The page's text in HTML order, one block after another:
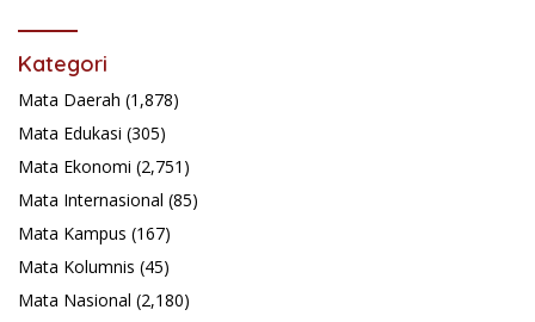
Kategori
Mata Daerah (1,878)
Mata Edukasi (305)
Mata Ekonomi (2,751)
Mata Internasional (85)
Mata Kampus (167)
Mata Kolumnis (45)
Mata Nasional (2,180)